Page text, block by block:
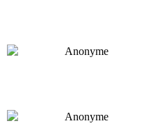
Anonyme
Anonyme